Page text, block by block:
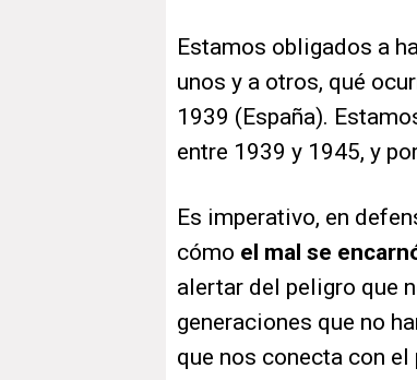
Estamos obligados a
unos y a otros, qué
1939 (España).
entre 1939 y 1945, y
Es imperativo, en
cómo el mal se
alertar del peligro que
generaciones que no
que nos conecta con